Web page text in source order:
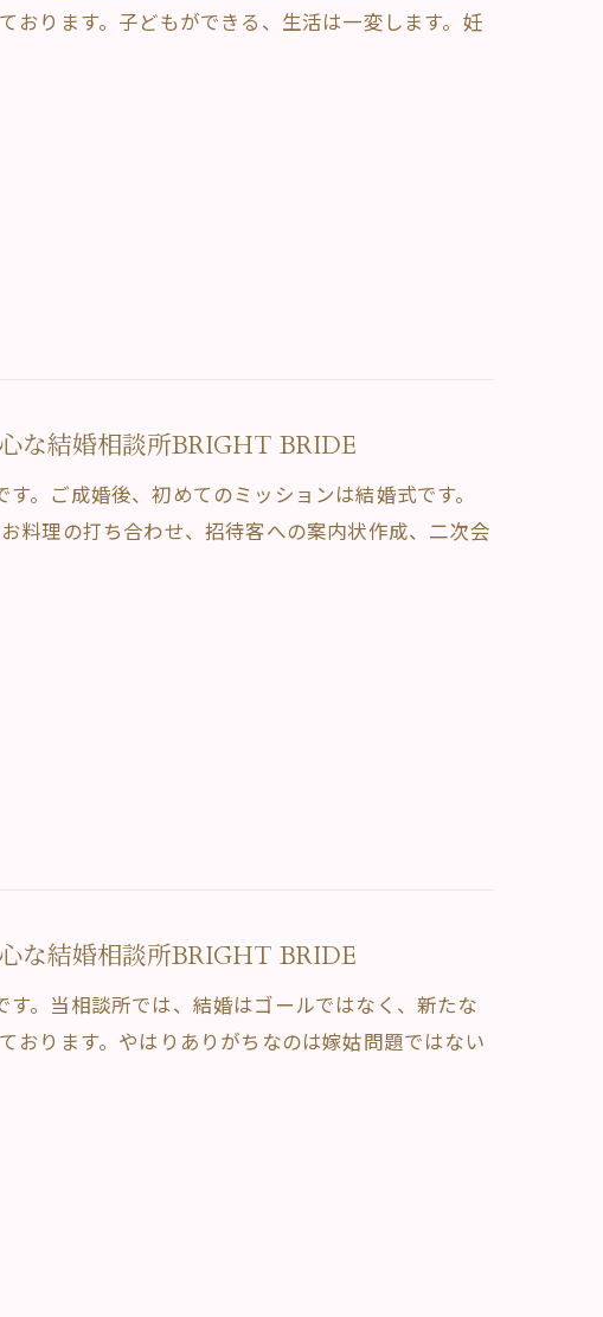
おります。子どもができる、生活は一変します。妊
な結婚相談所BRIGHT BRIDE
。ご成婚後、初めてのミッションは結婚式です。
料理の打ち合わせ、招待客への案内状作成、二次会
な結婚相談所BRIGHT BRIDE
。当相談所では、結婚はゴールではなく、新たな
おります。やはりありがちなのは嫁姑問題ではない